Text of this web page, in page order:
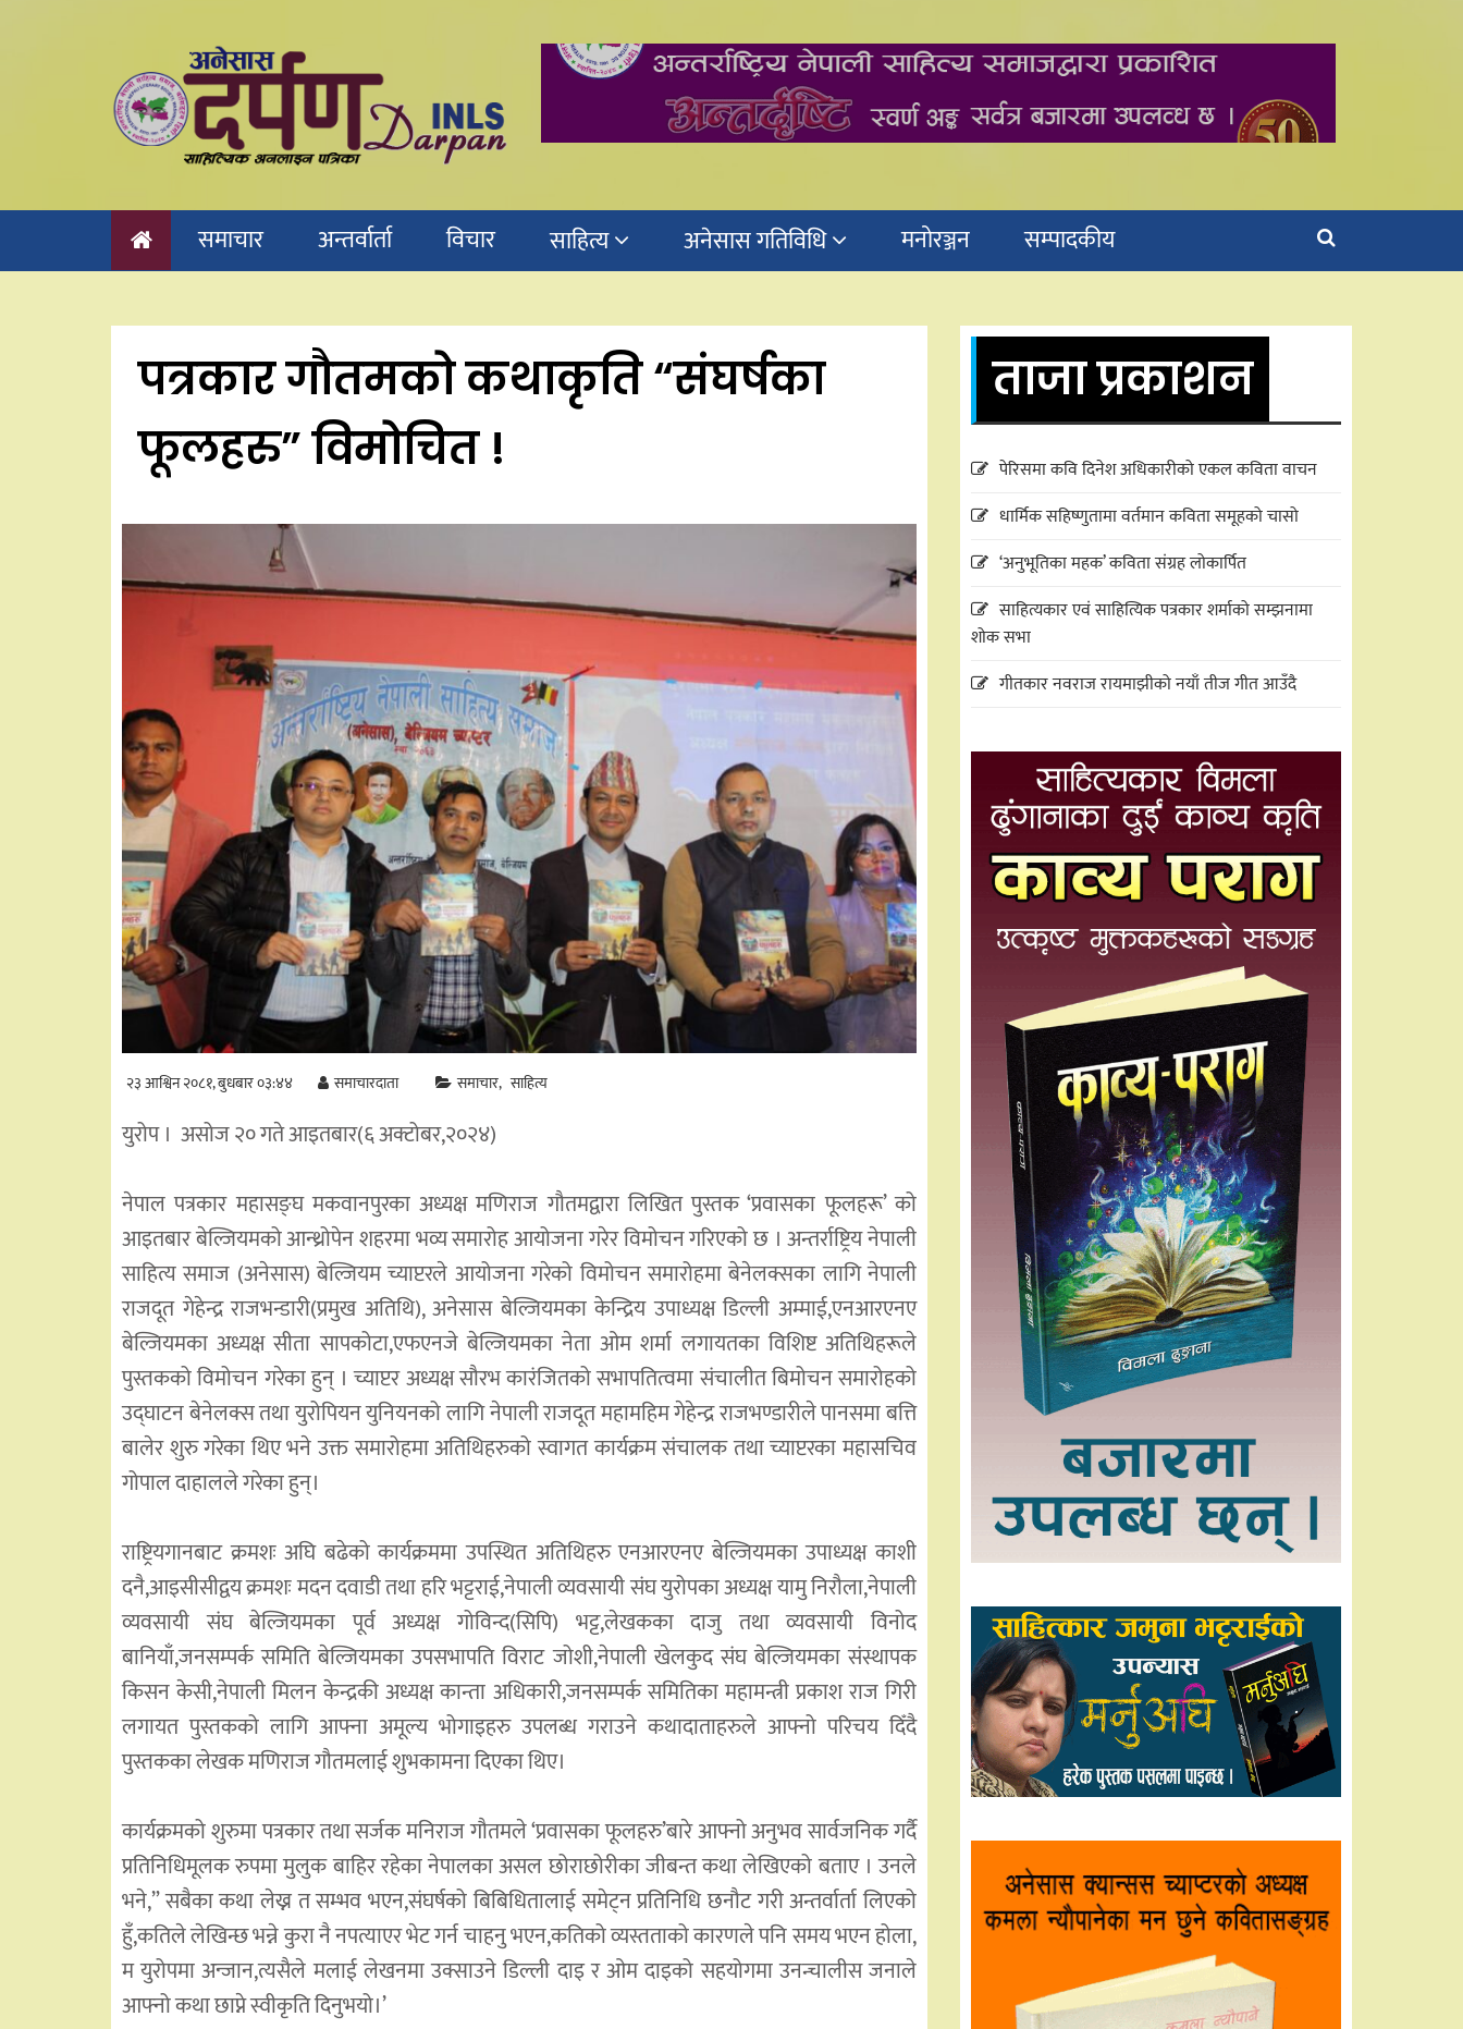
समाचार अन्तर्वार्ता विचार साहित्य अनेसास गतिविधि मनोरञ्जन सम्पादकीय
पत्रकार गौतमको कथाकृति “संघर्षका
फूलहरु” विमोचित !
२३ आश्विन २०८१, बुधबार ०३:४४ समाचारदाता समाचार साहित्य
युरोप । असोज २० गते आइतबार(६ अक्टोबर,२०२४)
नेपाल पत्रकार महासङ्घ मकवानपुरका अध्यक्ष मणिराज गौतमद्वारा लिखित पुस्तक ‘प्रवासका फूलहरू’ को
आइतबार बेल्जियमको आन्थ्रोपेन शहरमा भव्य समारोह आयोजना गरेर विमोचन गरिएको छ । अन्तर्राष्ट्रिय नेपाली
साहित्य समाज (अनेसास) बेल्जियम च्याप्टरले आयोजना गरेको विमोचन समारोहमा बेनेलक्सका लागि नेपाली
राजदूत गेहेन्द्र राजभन्डारी(प्रमुख अतिथि), अनेसास बेल्जियमका केन्द्रिय उपाध्यक्ष डिल्ली अम्माई,एनआरएनए
बेल्जियमका अध्यक्ष सीता सापकोटा,एफएनजे बेल्जियमका नेता ओम शर्मा लगायतका विशिष्ट अतिथिहरूले
पुस्तकको विमोचन गरेका हुन् । च्याप्टर अध्यक्ष सौरभ कारंजितको सभापतित्वमा संचालीत बिमोचन समारोहको
उद्घाटन बेनेलक्स तथा युरोपियन युनियनको लागि नेपाली राजदूत महामहिम गेहेन्द्र राजभण्डारीले पानसमा बत्ति
बालेर शुरु गरेका थिए भने उक्त समारोहमा अतिथिहरुको स्वागत कार्यक्रम संचालक तथा च्याप्टरका महासचिव
गोपाल दाहालले गरेका हुन्।
राष्ट्रियगानबाट क्रमशः अघि बढेको कार्यक्रममा उपस्थित अतिथिहरु एनआरएनए बेल्जियमका उपाध्यक्ष काशी
दनै,आइसीसीद्वय क्रमशः मदन दवाडी तथा हरि भट्टराई,नेपाली व्यवसायी संघ युरोपका अध्यक्ष यामु निरौला,नेपाली
व्यवसायी संघ बेल्जियमका पूर्व अध्यक्ष गोविन्द(सिपि) भट्ट,लेखकका दाजु तथा व्यवसायी विनोद
बानियाँ,जनसम्पर्क समिति बेल्जियमका उपसभापति विराट जोशी,नेपाली खेलकुद संघ बेल्जियमका संस्थापक
किसन केसी,नेपाली मिलन केन्द्रकी अध्यक्ष कान्ता अधिकारी,जनसम्पर्क समितिका महामन्त्री प्रकाश राज गिरी
लगायत पुस्तकको लागि आफ्ना अमूल्य भोगाइहरु उपलब्ध गराउने कथादाताहरुले आफ्नो परिचय दिँदै
पुस्तकका लेखक मणिराज गौतमलाई शुभकामना दिएका थिए।
कार्यक्रमको शुरुमा पत्रकार तथा सर्जक मनिराज गौतमले ‘प्रवासका फूलहरु’बारे आफ्नो अनुभव सार्वजनिक गर्दै
प्रतिनिधिमूलक रुपमा मुलुक बाहिर रहेका नेपालका असल छोराछोरीका जीबन्त कथा लेखिएको बताए । उनले
भने,” सबैका कथा लेख्न त सम्भव भएन,संघर्षको बिबिधितालाई समेट्न प्रतिनिधि छनौट गरी अन्तर्वार्ता लिएको
हुँ,कतिले लेखिन्छ भन्ने कुरा नै नपत्याएर भेट गर्न चाहनु भएन,कतिको व्यस्तताको कारणले पनि समय भएन होला,
म युरोपमा अन्जान,त्यसैले मलाई लेखनमा उक्साउने डिल्ली दाइ र ओम दाइको सहयोगमा उनन्चालीस जनाले
आफ्नो कथा छाप्ने स्वीकृति दिनुभयो।’
ताजा प्रकाशन
पेरिसमा कवि दिनेश अधिकारीको एकल कविता वाचन
धार्मिक सहिष्णुतामा वर्तमान कविता समूहको चासो
‘अनुभूतिका महक’ कविता संग्रह लोकार्पित
साहित्यकार एवं साहित्यिक पत्रकार शर्माको सम्झनामा
शोक सभा
गीतकार नवराज रायमाझीको नयाँ तीज गीत आउँदै